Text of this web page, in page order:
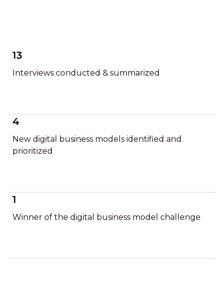
13
Interviews conducted & summarized
4
New digital business models identified and
prioritized
1
Winner of the digital business model challenge